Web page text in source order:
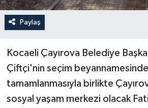
Paylaş
Kocaeli Çayırova Belediye
Çiftçi'nin seçim
tamamlanmasıyla birlikte
sosyal yaşam merkezi olacak